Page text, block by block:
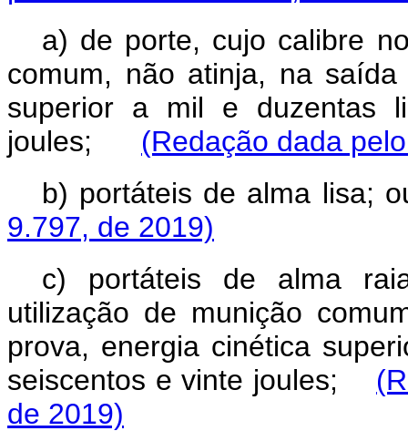
a) de porte, cujo calibre
comum, não atinja, na saída
superior a mil e duzentas
joules; (Redação dada
b) portáteis de alma lisa;
9.797, de 2019)
c) portáteis de alma
utilização de munição
prova, energia cinética
seiscentos e vinte joules;
de 2019)